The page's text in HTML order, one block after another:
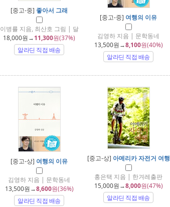
[중고-중] 좋아서 그래
이병률 지음, 최산호 그림 | 달
18,000원→11,300원(37%)
알라딘 직접 배송
[중고-중] 여행의 이유
김영하 지음 | 문학동네
13,500원→8,100원(40%)
알라딘 직접 배송
[중고-상] 여행의 이유
김영하 지음 | 문학동네
13,500원→8,600원(36%)
알라딘 직접 배송
[중고-상] 아메리카 자전거 여행
홍은택 지음 | 한겨레출판
15,000원→8,000원(47%)
알라딘 직접 배송